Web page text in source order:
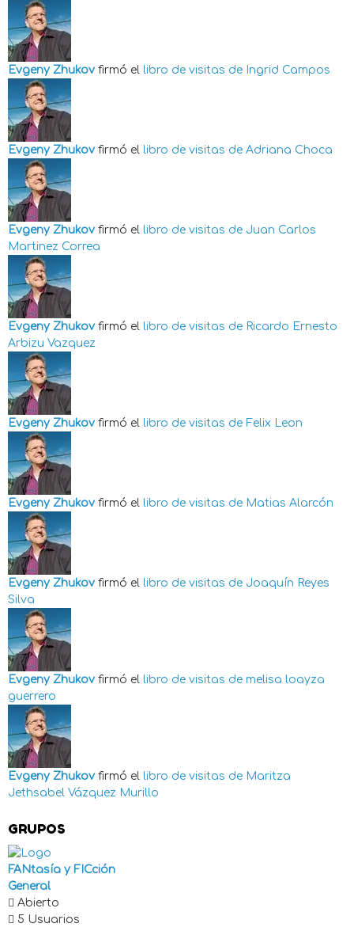
Evgeny Zhukov firmó el libro de visitas de Ingrid Campos
Evgeny Zhukov firmó el libro de visitas de Adriana Choca
Evgeny Zhukov firmó el libro de visitas de Juan Carlos
Martinez Correa
Evgeny Zhukov firmó el libro de visitas de Ricardo Ernesto
Arbizu Vazquez
Evgeny Zhukov firmó el libro de visitas de Felix Leon
Evgeny Zhukov firmó el libro de visitas de Matias Alarcón
Evgeny Zhukov firmó el libro de visitas de Joaquín Reyes
Silva
Evgeny Zhukov firmó el libro de visitas de melisa loayza
guerrero
Evgeny Zhukov firmó el libro de visitas de Maritza
Jethsabel Vázquez Murillo
GRUPOS
FANtasía y FICción
General
Abierto
5 Usuarios